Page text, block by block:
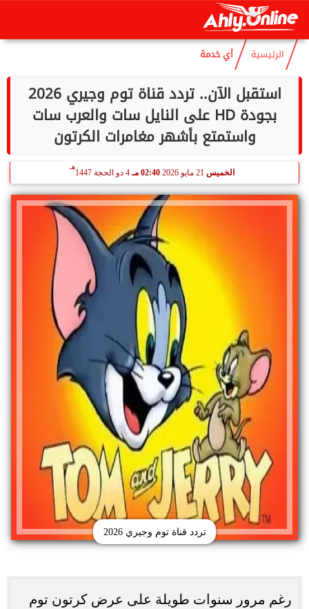
الخميس
الرئيسية أي خدمة
استقبل الآن.. تردد قناة توم وجيري 2026
بجودة HD على النايل سات والعرب سات
واستمتع بأشهر مغامرات الكرتون
الخميس 21 مايو 2026 02:40 مـ 4 ذو الحجة 1447
هـ
تردد قناة توم وجيري 2026
رغم مرور سنوات طويلة على عرض كرتون توم